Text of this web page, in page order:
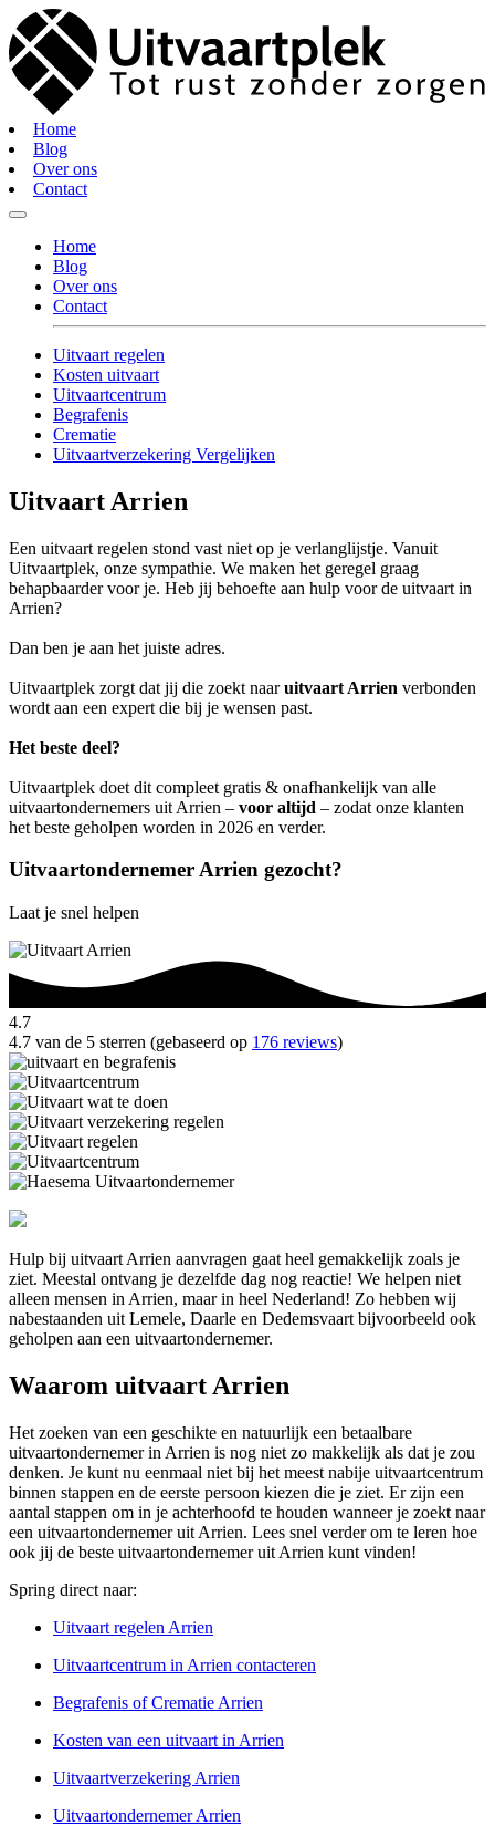
Home
Blog
Over ons
Contact
Home
Blog
Over ons
Contact
Uitvaart regelen
Kosten uitvaart
Uitvaartcentrum
Begrafenis
Crematie
Uitvaartverzekering Vergelijken
Uitvaart Arrien
Een uitvaart regelen stond vast niet op je verlanglijstje. Vanuit
Uitvaartplek, onze sympathie. We maken het geregel graag
behapbaarder voor je. Heb jij behoefte aan hulp voor de uitvaart in
Arrien?
Dan ben je aan het juiste adres.
Uitvaartplek zorgt dat jij die zoekt naaruitvaart Arrien verbonden
wordt aan een expert die bij je wensen past.
Het beste deel?
Uitvaartplek doet dit compleet gratis & onafhankelijk van alle
uitvaartondernemers uit Arrien – voor altijd – zodat onze klanten
het beste geholpen worden in 2026 en verder.
Uitvaartondernemer Arrien gezocht?
Laat je snel helpen
4.7
4.7 van de 5 sterren (gebaseerd op 176 reviews)
Hulp bij uitvaart Arrien aanvragen gaat heel gemakkelijk zoals je
ziet. Meestal ontvang je dezelfde dag nog reactie! We helpen niet
alleen mensen in Arrien, maar in heel Nederland! Zo hebben wij
nabestaanden uit Lemele, Daarle en Dedemsvaart bijvoorbeeld ook
geholpen aan een uitvaartondernemer.
Waarom uitvaart Arrien
Het zoeken van een geschikte en natuurlijk een betaalbare
uitvaartondernemer in Arrien is nog niet zo makkelijk als dat je zou
denken. Je kunt nu eenmaal niet bij het meest nabije uitvaartcentrum
binnen stappen en de eerste persoon kiezen die je ziet. Er zijn een
aantal stappen om in je achterhoofd te houden wanneer je zoekt naar
een uitvaartondernemer uit Arrien. Lees snel verder om te leren hoe
ook jij de beste uitvaartondernemer uit Arrien kunt vinden!
Spring direct naar:
Uitvaart regelen Arrien
Uitvaartcentrum in Arrien contacteren
Begrafenis of Crematie Arrien
Kosten van een uitvaart in Arrien
Uitvaartverzekering Arrien
Uitvaartondernemer Arrien